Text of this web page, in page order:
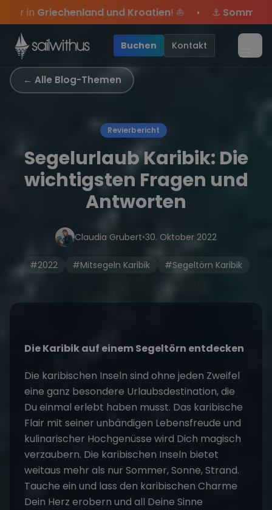
Skip to content
! ⛵ • ⚓Sommer-Special : Mit Code Yacht
Sichere Dir jetztDein Meilenbuch und Deine
Angebote mehr Sowie20€ Rabatt auf deinen
dabei. Season Closing Party 2026!Die Saison
Buchen Kontakt
← Alle Blog-Themen
Revierbericht
Segelurlaub Karibik: Die
wichtigsten Fragen und
Antworten
Claudia Grubert•30. Oktober 2022
#2022 #Mitsegeln Karibik #Segeltörn Karibik
Die Karibik auf einem Segeltörn entdecken
Die karibischen Inseln sind ohne jeden Zweifel
eine ganz besondere Urlaubsdestination, die
Du einmal erlebt haben musst. Das karibische
Flair mit seiner unbändigen Lebensfreude und
kulinarischer Hochgenüsse wird Dich magisch
verzaubern. Die karibischen Inseln bietet
weitaus mehr als nur Sommer, Sonne, Strand.
Tauche ein und lass den karibischen Charme
Dein Herz erobern und all Deine Sinne